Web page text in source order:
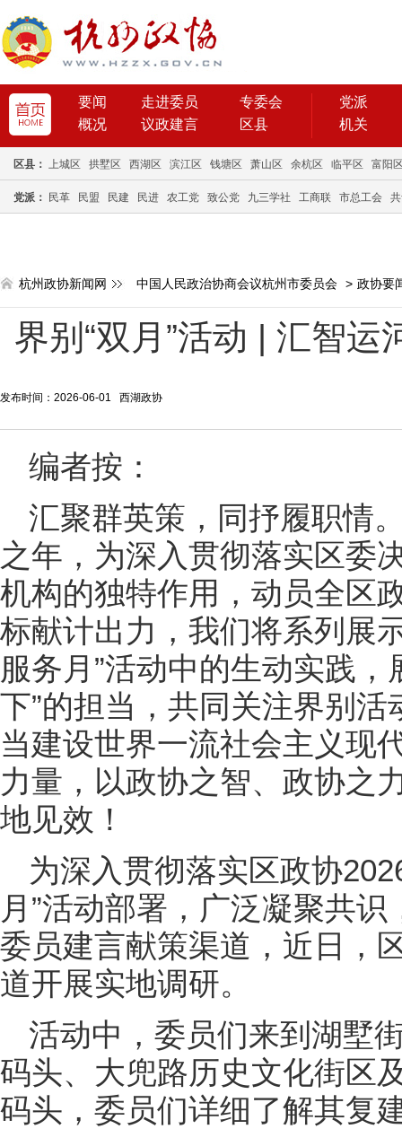
要闻 走进委员
专委会
概况
议政建言 区县
党派
机关
区县： 上城区 拱墅区 西湖区 滨江区 钱塘区 萧山区 余杭区 临平区 富阳
党派： 民革 民盟 民建 民进 农工党 致公党 九三学社 工商联 市总工会
杭州政协新闻网 中国人民政治协商会议杭州市委员会 > 政协要
界别“双月”活动 | 汇智
发布时间：2026-06-01 西湖政协
编者按：
汇聚群英策，同抒履职情
之年，为深入贯彻落实区委
机构的独特作用，动员全区
标献计出力，我们将系列展
服务月”活动中的生动实践
下”的担当，共同关注界别
当建设世界一流社会主义现
力量，以政协之智、政协之
地见效！
为深入贯彻落实区政协
月”活动部署，广泛凝聚共
委员建言献策渠道，近日，
道开展实地调研。
活动中，委员们来到湖墅
码头、大兜路历史文化街区
码头，委员们详细了解其复